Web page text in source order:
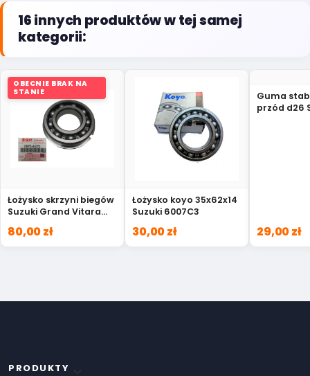
16 innych produktów w tej samej
kategorii:
OBECNIE BRAK NA
STANIE
Łożysko skrzyni biegów
Suzuki Grand Vitara
80,00 zł
Łożysko koyo 35x62x14
Suzuki 6007C3
30,00 zł
Guma
przód d26
29,00 zł
PRODUKTY